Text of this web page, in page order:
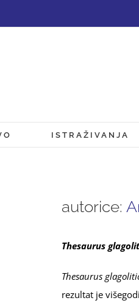
ISTRAŽIVANJA
autorice:
Thesaurus
Thesaurus
rezultat je